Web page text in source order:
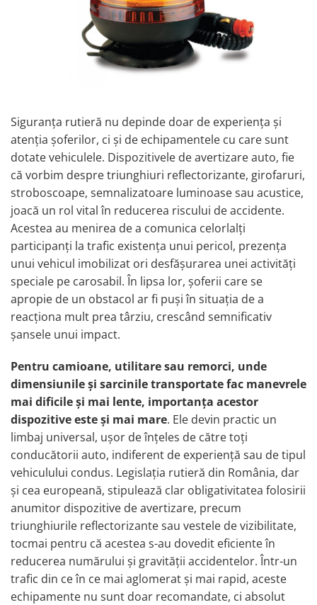
Mercedes Actros MP4, MP5
Mercedes Actros MP6
Mercedes Arocs
RENAULT
Magnum
Premium
T Line
Scania
Scania R S G P Next Generation
Scania RPG
Volvo
Volvo Aero
Volvo FH 2 Euro 4
Volvo FH 3 Euro 5
Volvo FH 4 Euro 6
Volvo Model FM
Lumini, Becuri, Proiectoare
Accesorii iluminare LED camioane
Bare LED (LED Bar) off-road, auto
si camion
Becuri auto
Becuri Halogen Auto
Becuri Led Auto
Becuri Xenon Auto
Seturi de Becuri Auto
Siguranța rutieră nu depinde doar de experiența și
atenția șoferilor, ci și de echipamentele cu care sunt
dotate vehiculele. Dispozitivele de avertizare auto, fie
că vorbim despre triunghiuri reflectorizante, girofaruri,
stroboscoape, semnalizatoare luminoase sau acustice,
joacă un rol vital în reducerea riscului de accidente.
Acestea au menirea de a comunica celorlalți
participanți la trafic existența unui pericol, prezența
unui vehicul imobilizat ori desfășurarea unei activități
speciale pe carosabil. În lipsa lor, șoferii care se
apropie de un obstacol ar fi puși în situația de a
reacționa mult prea târziu, crescând semnificativ
șansele unui impact.
Pentru camioane, utilitare sau remorci, unde
dimensiunile și sarcinile transportate fac manevrele
mai dificile și mai lente, importanța acestor
dispozitive este și mai mare. Ele devin practic un
limbaj universal, ușor de înțeles de către toți
conducătorii auto, indiferent de experiență sau de tipul
vehiculului condus. Legislația rutieră din România, dar
și cea europeană, stipulează clar obligativitatea folosirii
anumitor dispozitive de avertizare, precum
triunghiurile reflectorizante sau vestele de vizibilitate,
tocmai pentru că acestea s-au dovedit eficiente în
reducerea numărului și gravității accidentelor. Într-un
trafic din ce în ce mai aglomerat și mai rapid, aceste
echipamente nu sunt doar recomandate, ci absolut